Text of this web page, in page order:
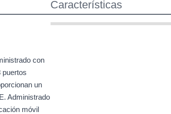
con
puertos
un
Administrado
móvil
Características